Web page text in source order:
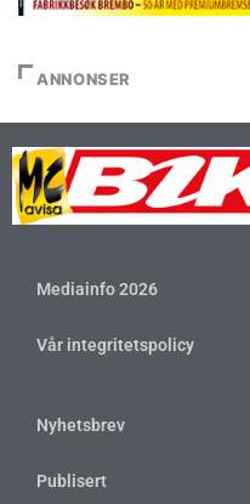
ANNONSER
Mediainfo 2026
Vår integritetspolicy
Nyhetsbrev
Publisert